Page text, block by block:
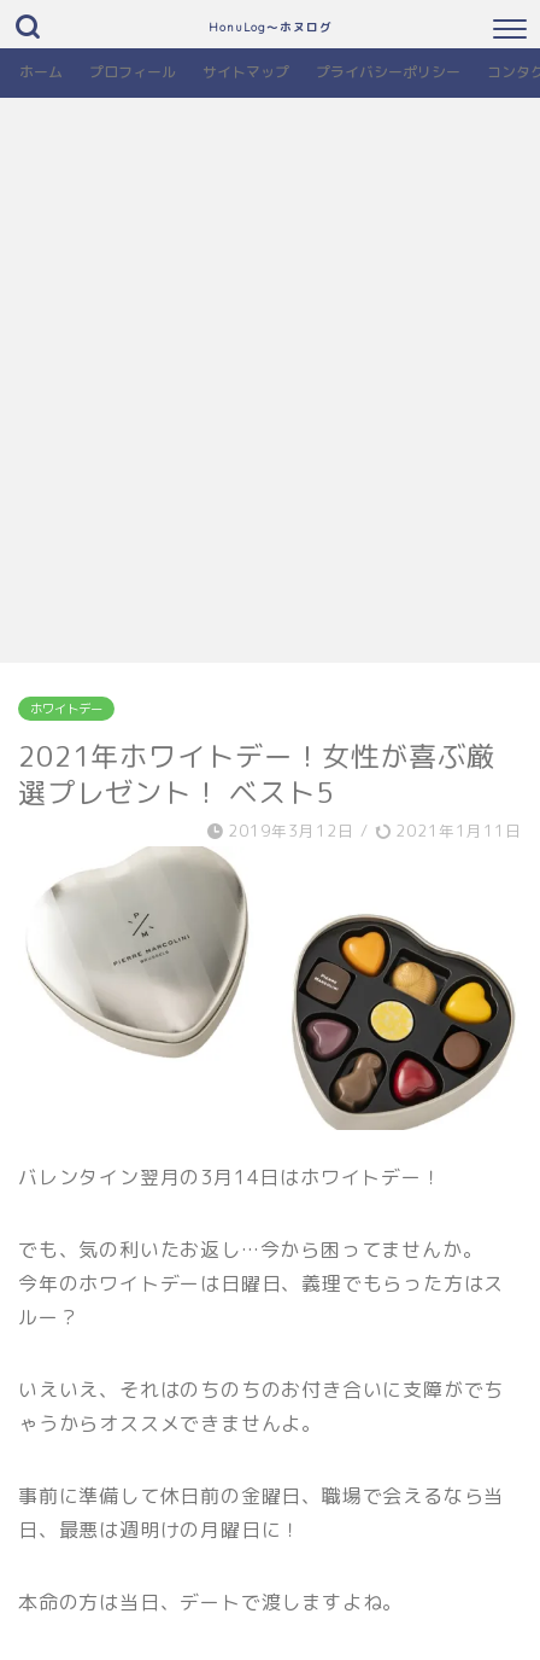
HonuLog～ホヌログ
ホーム プロフィール サイトマップ プライバシーポリシー コンタ
ホワイトデー
2021年ホワイトデー！女性が喜ぶ厳
選プレゼント！ ベスト5
2019年3月12日 / 2021年1月11日
バレンタイン翌月の3月14日はホワイトデー！
でも、気の利いたお返し…今から困ってませんか。
今年のホワイトデーは日曜日、義理でもらった方はス
ルー？
いえいえ、それはのちのちのお付き合いに支障がでち
ゃうからオススメできませんよ。
事前に準備して休日前の金曜日、職場で会えるなら当
日、最悪は週明けの月曜日に！
本命の方は当日、デートで渡しますよね。